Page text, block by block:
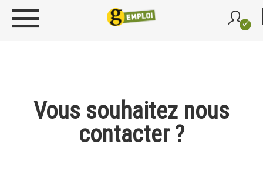
Vous souhaitez nous
contacter ?